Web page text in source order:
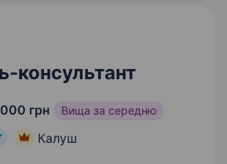
консультант
грн Вища за середню
Калуш